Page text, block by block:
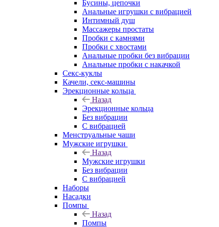
Бусины, цепочки
Анальные игрушки с вибрацией
Интимный душ
Массажеры простаты
Пробки с камнями
Пробки с хвостами
Анальные пробки без вибрации
Анальные пробки с накачкой
Секс-куклы
Качели, секс-машины
Эрекционные кольца
Назад
Эрекционные кольца
Без вибрации
С вибрацией
Менструальные чаши
Мужские игрушки
Назад
Мужские игрушки
Без вибрации
С вибрацией
Наборы
Насадки
Помпы
Назад
Помпы